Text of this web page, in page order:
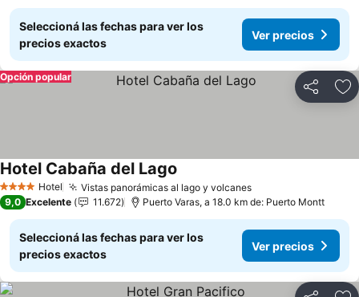
Seleccioná las fechas para ver los
precios exactos
Ver precios
Compartir
Opción popular
4 EstrellasHotel Vistas panorámicas al lago y volcanes
Hotel Cabaña del Lago
9,0 Excelente 11.672 Puerto Varas, a 18.0 km de: Puerto Montt
Seleccioná las fechas para ver los
precios exactos
Ver precios